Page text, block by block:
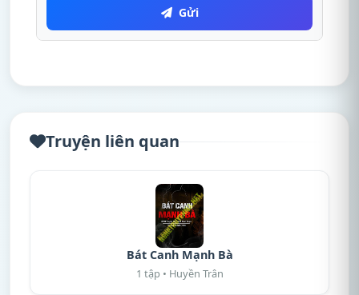
Gửi
Truyện liên quan
Bát Canh Mạnh Bà
1 tập • Huyền Trân